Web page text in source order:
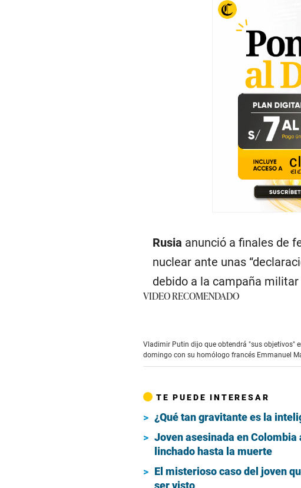
Rusia anunció a finales de
nuclear ante unas
debido a la campaña
VIDEO RECOMENDADO
Vladimir Putin dijo que obtendrá "sus objetivos"
domingo con su homólogo francés Emmanuel
TE PUEDE INTERESAR
¿Qué tan gravitante es la
Joven asesinada en
linchado hasta la muerte
El misterioso caso del joven